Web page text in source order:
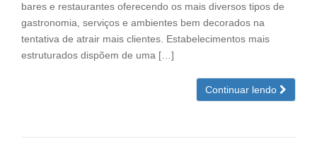
bares e restaurantes oferecendo os mais diversos tipos de
gastronomia, serviços e ambientes bem decorados na
tentativa de atrair mais clientes. Estabelecimentos mais
estruturados dispõem de uma […]
Continuar lendo